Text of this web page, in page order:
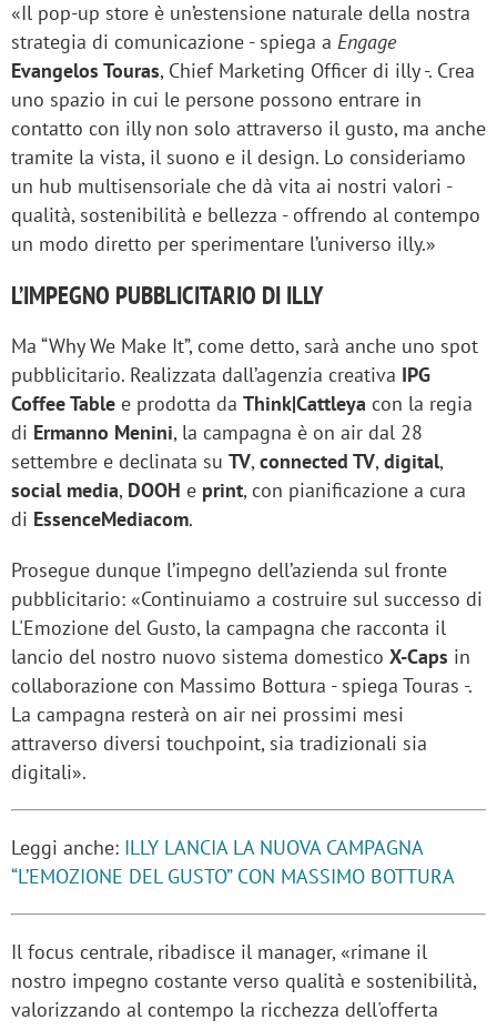
«Il pop-up store è un’estensione naturale della nostra
strategia di comunicazione - spiega a Engage
Evangelos Touras, Chief Marketing Officer di illy -. Crea
uno spazio in cui le persone possono entrare in
contatto con illy non solo attraverso il gusto, ma anche
tramite la vista, il suono e il design. Lo consideriamo
un hub multisensoriale che dà vita ai nostri valori -
qualità, sostenibilità e bellezza - offrendo al contempo
un modo diretto per sperimentare l’universo illy.»
L’IMPEGNO PUBBLICITARIO DI ILLY
Ma “Why We Make It”, come detto, sarà anche uno spot
pubblicitario. Realizzata dall’agenzia creativa IPG
Coffee Table e prodotta da Think|Cattleya con la regia
di Ermanno Menini, la campagna è on air dal 28
settembre e declinata su TV,connected TV,digital,
social media, DOOH e print, con pianificazione a cura
di EssenceMediacom.
Prosegue dunque l’impegno dell’azienda sul fronte
pubblicitario: «Continuiamo a costruire sul successo di
L'Emozione del Gusto, la campagna che racconta il
lancio del nostro nuovo sistema domestico X-Caps in
collaborazione con Massimo Bottura - spiega Touras -.
La campagna resterà on air nei prossimi mesi
attraverso diversi touchpoint, sia tradizionali sia
digitali».
Leggi anche: ILLY LANCIA LA NUOVA CAMPAGNA
“L’EMOZIONE DEL GUSTO” CON MASSIMO BOTTURA
Il focus centrale, ribadisce il manager, «rimane il
nostro impegno costante verso qualità e sostenibilità,
valorizzando al contempo la ricchezza dell'offerta